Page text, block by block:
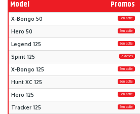
Model Promos
X-Bongo 50 Een actie
Hero 50 Een actie
Legend 125 Een actie
Spirit 125 2 acties
X-Bongo 125 Een actie
Hunt XC 125 Een actie
Hero 125 Een actie
Tracker 125 Een actie